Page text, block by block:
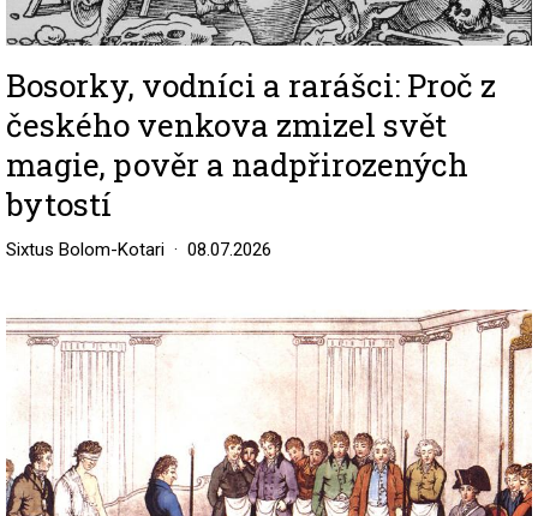
Bosorky, vodníci a rarášci: Proč z
českého venkova zmizel svět
magie, pověr a nadpřirozených
bytostí
Sixtus Bolom-Kotari 08.07.2026
Image